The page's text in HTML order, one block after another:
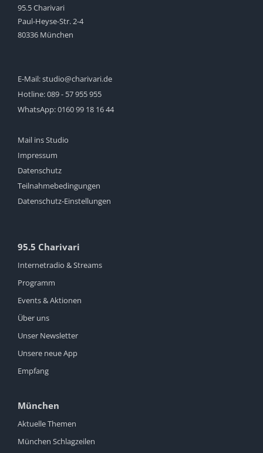
95.5 Charivari
Paul-Heyse-Str. 2-4
80336 München
E-Mail:studio@charivari.de
Hotline:089 - 57 955 955
WhatsApp:0160 99 18 16 44
Mail ins Studio
Impressum
Datenschutz
Teilnahmebedingungen
Datenschutz-Einstellungen
95.5 Charivari
Internetradio & Streams
Programm
Events & Aktionen
Über uns
Unser Newsletter
Unsere neue App
Empfang
München
Aktuelle Themen
München Schlagzeilen